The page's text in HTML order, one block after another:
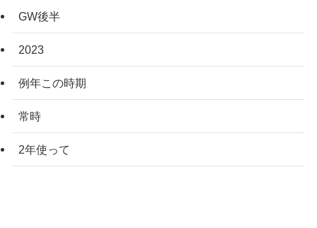
GW後半
2023
例年この時期
常時
2年使って